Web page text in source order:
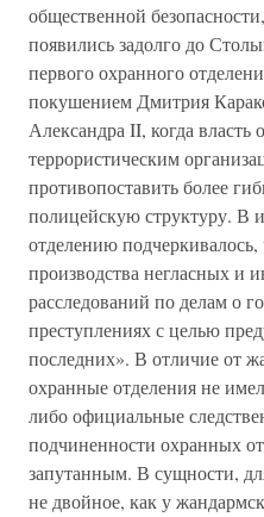
общественной
появились задолго до
первого охранного
покушением Дмитрия
Александра II, когда
террористическим
противопоставить более
полицейскую структуру. В
отделению
производства негласных и
расследований по делам о
преступлениях с целью
последних». В отличие от
охранные отделения не
либо официальные
подчиненности охранных
запутанным. В сущности,
не двойное, как у